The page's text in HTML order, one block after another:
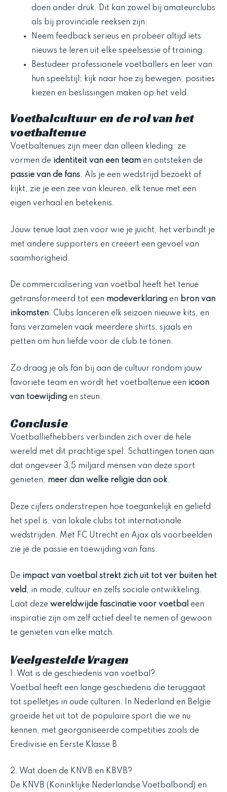
doen onder druk. Dit kan zowel bij amateurclubs
als bij provinciale reeksen zijn.
Neem feedback serieus en probeer altijd iets
nieuws te leren uit elke speelsessie of training.
Bestudeer professionele voetballers en leer van
hun speelstijl; kijk naar hoe zij bewegen, posities
kiezen en beslissingen maken op het veld.
Voetbalcultuur en de rol van het
voetbaltenue
Voetbaltenues zijn meer dan alleen kleding; ze
vormen de identiteit van een team en ontsteken de
passie van de fans. Als je een wedstrijd bezoekt of
kijkt, zie je een zee van kleuren, elk tenue met een
eigen verhaal en betekenis.
Jouw tenue laat zien voor wie je juicht, het verbindt je
met andere supporters en creëert een gevoel van
saamhorigheid.
De commercialisering van voetbal heeft het tenue
getransformeerd tot een modeverklaring en bron van
inkomsten. Clubs lanceren elk seizoen nieuwe kits, en
fans verzamelen vaak meerdere shirts, sjaals en
petten om hun liefde voor de club te tonen.
Zo draag je als fan bij aan de cultuur rondom jouw
favoriete team en wordt het voetbaltenue een icoon
van toewijding en steun.
Conclusie
Voetballiefhebbers verbinden zich over de hele
wereld met dit prachtige spel. Schattingen tonen aan
dat ongeveer 3,5 miljard mensen van deze sport
genieten, meer dan welke religie dan ook.
Deze cijfers onderstrepen hoe toegankelijk en geliefd
het spel is, van lokale clubs tot internationale
wedstrijden. Met FC Utrecht en Ajax als voorbeelden
zie je de passie en toewijding van fans.
De impact van voetbal strekt zich uit tot ver buiten het
veld, in mode, cultuur en zelfs sociale ontwikkeling.
Laat deze wereldwijde fascinatie voor voetbal een
inspiratie zijn om zelf actief deel te nemen of gewoon
te genieten van elke match.
Veelgestelde Vragen
1. Wat is de geschiedenis van voetbal?
Voetbal heeft een lange geschiedenis die teruggaat
tot spelletjes in oude culturen. In Nederland en België
groeide het uit tot de populaire sport die we nu
kennen, met georganiseerde competities zoals de
Eredivisie en Eerste Klasse B.
2. Wat doen de KNVB en KBVB?
De KNVB (Koninklijke Nederlandse Voetbalbond) en